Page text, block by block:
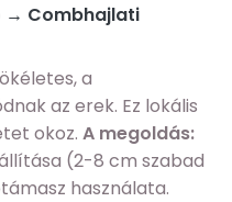
→ Combhajlati
a
az erek. Ez lokális
okoz. A megoldás:
(2-8 cm szabad
használata.